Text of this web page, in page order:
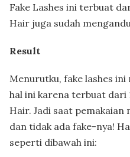
Fake Lashes ini terbuat
Hair juga sudah
Result
Menurutku, fake lashes
hal ini karena terbuat dari
Hair. Jadi saat
dan tidak ada fake-nya!
seperti dibawah ini: